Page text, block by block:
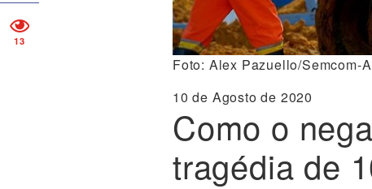
13
Foto: Alex Pazuello/Semcom-
10 de Agosto de 2020
Como o
tragédia de